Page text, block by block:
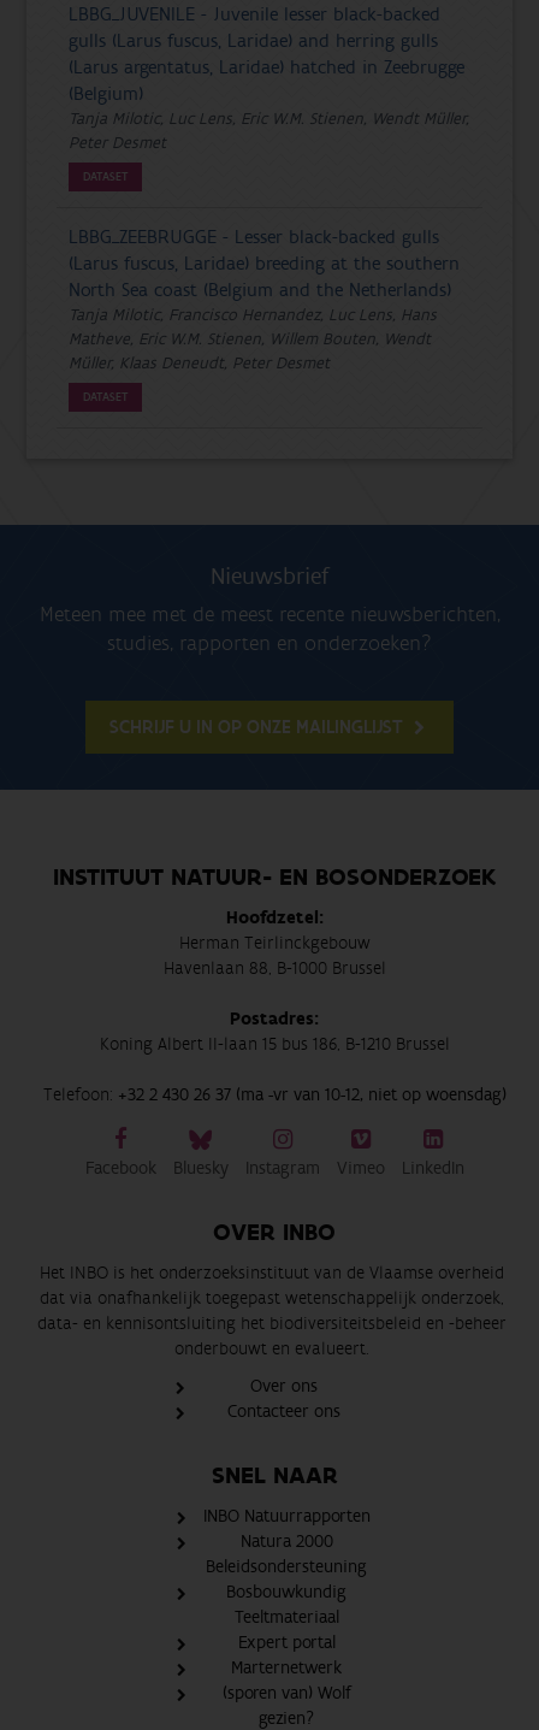
LBBG_JUVENILE - Juvenile lesser black-backed
gulls (Larus fuscus, Laridae) and herring gulls
(Larus argentatus, Laridae) hatched in Zeebrugge
(Belgium)
Tanja Milotic, Luc Lens, Eric W.M. Stienen, Wendt Müller,
Peter Desmet
DATASET
LBBG_ZEEBRUGGE - Lesser black-backed gulls
(Larus fuscus, Laridae) breeding at the southern
North Sea coast (Belgium and the Netherlands)
Tanja Milotic, Francisco Hernandez, Luc Lens, Hans
Matheve, Eric W.M. Stienen, Willem Bouten, Wendt
Müller, Klaas Deneudt, Peter Desmet
DATASET
Nieuwsbrief
Meteen mee met de meest recente nieuwsberichten,
studies, rapporten en onderzoeken?
SCHRIJF U IN OP ONZE MAILINGLIJST
INSTITUUT NATUUR- EN BOSONDERZOEK
Hoofdzetel:
Herman Teirlinckgebouw
Havenlaan 88, B-1000 Brussel
Postadres:
Koning Albert II-laan 15 bus 186, B-1210 Brussel
Telefoon: +32 2 430 26 37 (ma -vr van 10-12, niet op woensdag)
Facebook Bluesky Instagram Vimeo LinkedIn
OVER INBO
Het INBO is het onderzoeksinstituut van de Vlaamse overheid
dat via onafhankelijk toegepast wetenschappelijk onderzoek,
data- en kennisontsluiting het biodiversiteitsbeleid en -beheer
onderbouwt en evalueert.
Over ons
Contacteer ons
SNEL NAAR
INBO Natuurrapporten
Natura 2000
Beleidsondersteuning
Bosbouwkundig
Teeltmateriaal
Expert portal
Marternetwerk
(sporen van) Wolf
gezien?